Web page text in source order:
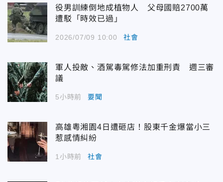
役男訓練倒地成植物人 父母國賠2700萬
遭駁「時效已過」
2026/07/09 10:00 社會
軍人投敵、酒駕毒駕修法加重刑責 週三審
議
5小時前 要聞
高雄粵湘園4日遭砸店！股東千金爆當小三
惹感情糾紛
1小時前 社會